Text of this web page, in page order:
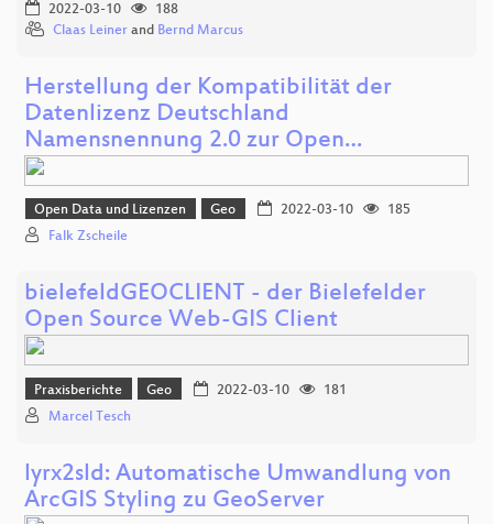
2022-03-10
188
Claas Leiner and Bernd Marcus
Herstellung der Kompatibilität der
Datenlizenz Deutschland
Namensnennung 2.0 zur Open…
Open Data und Lizenzen Geo 2022-03-10
185
Falk Zscheile
bielefeldGEOCLIENT - der Bielefelder
Open Source Web-GIS Client
Praxisberichte Geo 2022-03-10
181
Marcel Tesch
lyrx2sld: Automatische Umwandlung von
ArcGIS Styling zu GeoServer